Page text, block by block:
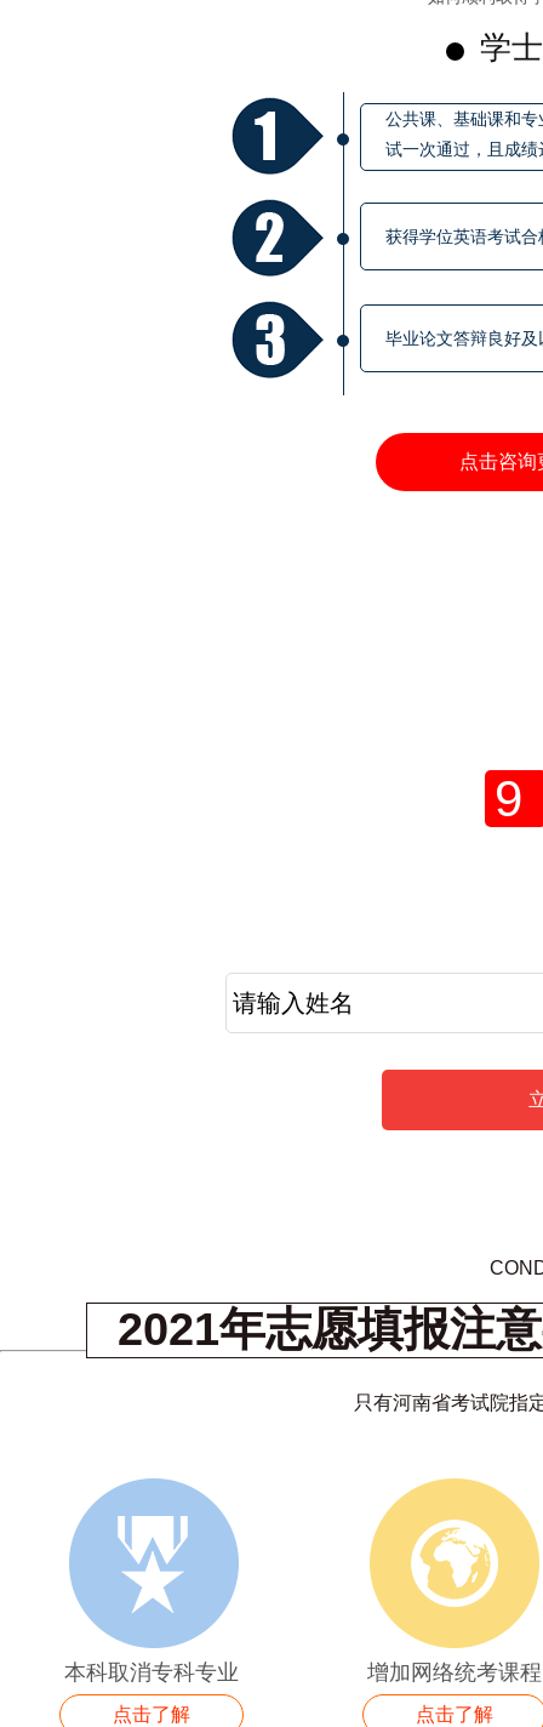
学
公共课、基础课和
试一次通过，且成绩
获得学位英语考试合
毕业论文答辩良好及
点击咨
9
2021年志愿填报注
只有河南省考试院指
本科取消专科专业
点击了解
增加网络统考课程
点击了解